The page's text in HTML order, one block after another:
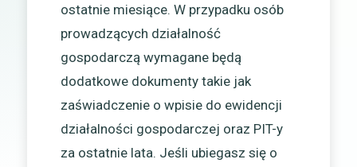
ostatnie miesiące. W przypadku osób
prowadzących działalność
gospodarczą wymagane będą
dodatkowe dokumenty takie jak
zaświadczenie o wpisie do ewidencji
działalności gospodarczej oraz PIT-y
za ostatnie lata. Jeśli ubiegasz się o